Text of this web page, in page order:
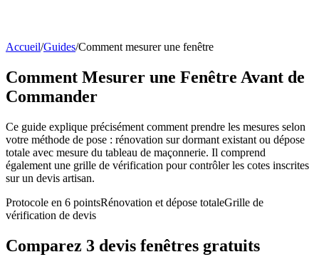
Accueil/Guides/Comment mesurer une fenêtre
Comment Mesurer une Fenêtre Avant de
Commander
Ce guide explique précisément comment prendre les mesures selon
votre méthode de pose : rénovation sur dormant existant ou dépose
totale avec mesure du tableau de maçonnerie. Il comprend
également une grille de vérification pour contrôler les cotes inscrites
sur un devis artisan.
Protocole en 6 pointsRénovation et dépose totaleGrille de
vérification de devis
Comparez 3 devis fenêtres gratuits